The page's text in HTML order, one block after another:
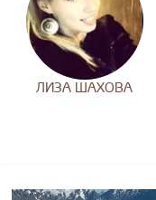
ЛИЗА ШАХОВА